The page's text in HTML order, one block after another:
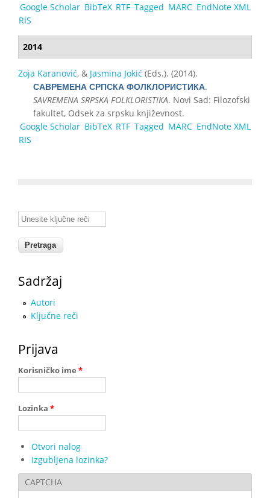
Google Scholar BibTeX RTF Tagged MARC EndNote XML
RIS
2014
Zoja Karanović, & Jasmina Jokić (Eds.). (2014).
САВРЕМЕНА СРПСКА ФОЛКЛОРИСТИКА.
SAVREMENA SRPSKA FOLKLORISTIKA. Novi Sad: Filozofski
fakultet, Odsek za srpsku književnost.
Google Scholar BibTeX RTF Tagged MARC EndNote XML
RIS
Unesite ključne reči
Sadržaj
Autori
Ključne reči
Prijava
Korisničko ime *
Lozinka *
Otvori nalog
Izgubljena lozinka?
CAPTCHA